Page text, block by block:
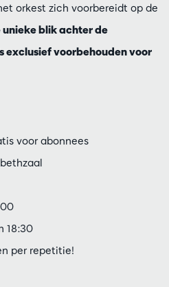
orkest zich voorbereidt op de
unieke blik achter de
exclusief voorbehouden voor
voor abonnees
18:30
per repetitie!